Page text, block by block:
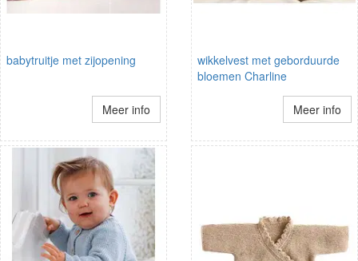
babytruitje met zijopening
Meer info
wikkelvest met geborduurde
bloemen Charline
Meer info